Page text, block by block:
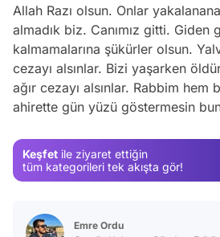
Allah Razı olsun. Onlar
almadık biz. Canımız gitti. Giden
kalmamalarına şükürler olsun.
cezayı alsınlar. Bizi yaşarken
ağır cezayı alsınlar. Rabbim hem
ahirette gün yüzü göstermesin
Keşfet ile ziyaret ettiğin
tüm kategorileri tek akışta gör!
Emre Ordu